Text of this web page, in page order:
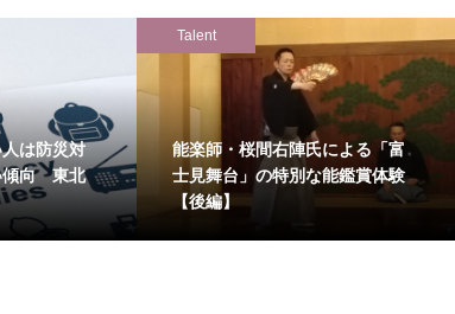
は防災対
傾向 東北
Talent
能楽師・桜間右陣氏による「富
士見舞台」の特別な能鑑賞体験
【後編】